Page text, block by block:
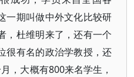
一期叫做中外文化比较研
，杜维明来了，还有一个
很有名的政治学教授，还
，大概有800来名学生，